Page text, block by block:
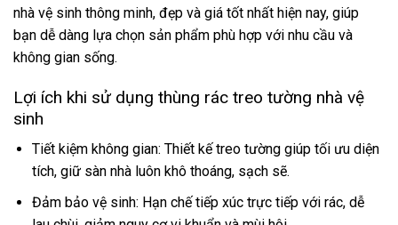
nhà vệ sinh thông minh, đẹp và giá tốt nhất hiện nay, giúp
bạn dễ dàng lựa chọn sản phẩm phù hợp với nhu cầu và
không gian sống.
Lợi ích khi sử dụng thùng rác treo tường nhà vệ
sinh
Tiết kiệm không gian: Thiết kế treo tường giúp tối ưu diện
tích, giữ sàn nhà luôn khô thoáng, sạch sẽ.
Đảm bảo vệ sinh: Hạn chế tiếp xúc trực tiếp với rác, dễ